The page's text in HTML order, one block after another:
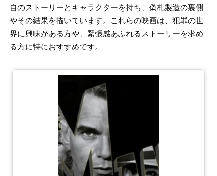
自のストーリーとキャラクターを持ち、偽札製造の裏側
やその結果を描いています。これらの映画は、犯罪の世
界に興味がある方や、緊張感あふれるストーリーを求め
る方に特におすすめです。